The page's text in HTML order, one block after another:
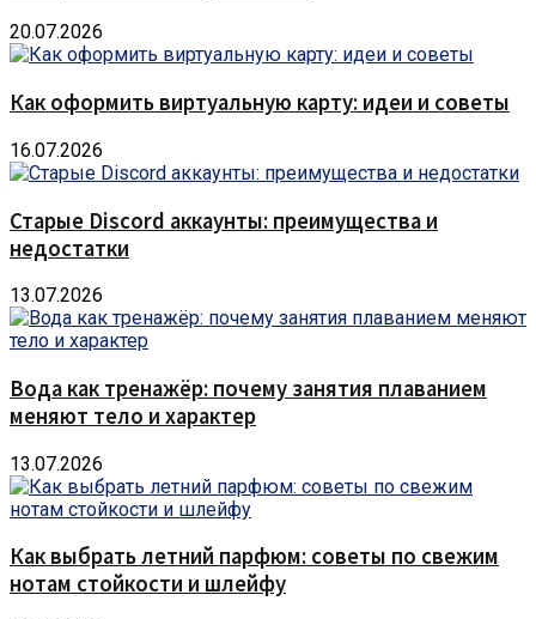
20.07.2026
Как оформить виртуальную карту: идеи и советы
16.07.2026
Старые Discord аккаунты: преимущества и
недостатки
13.07.2026
Вода как тренажёр: почему занятия плаванием
меняют тело и характер
13.07.2026
Как выбрать летний парфюм: советы по свежим
нотам стойкости и шлейфу